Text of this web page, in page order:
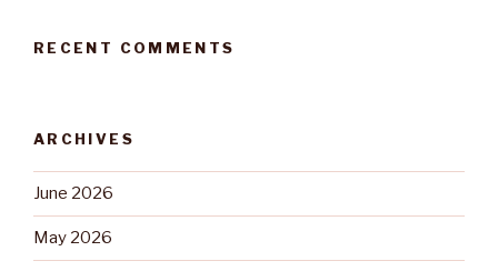
RECENT COMMENTS
ARCHIVES
June 2026
May 2026